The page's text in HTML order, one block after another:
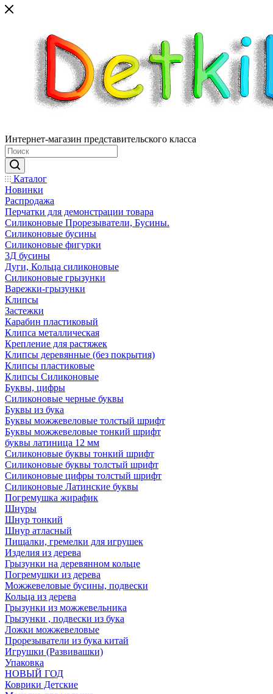
Интернет-магазин представительского класса
Каталог
Новинки
Распродажа
Перчатки для демонстрации товара
Силиконовые Прорезыватели, Бусины.
Силиконовые бусины
Силиконовые фигурки
3Д бусины
Дуги, Кольца силиконовые
Силиконовые грызунки
Варежки-грызунки
Клипсы
Застежки
Карабин пластиковый
Клипса металлическая
Крепление для растяжек
Клипсы деревянные (без покрытия)
Клипсы пластиковые
Клипсы Силиконовые
Буквы, цифры
Силиконовые черные буквы
Буквы из бука
Буквы можжевеловые толстый шрифт
Буквы можжевеловые тонкий шрифт
буквы латиница 12 мм
Силиконовые буквы тонкий шрифт
Силиконовые буквы толстый шрифт
Силиконовые цифры толстый шрифт
Силиконовые Латинские буквы
Погремушка жирафик
Шнуры
Шнур тонкий
Шнур атласный
Пищалки, гремелки для игрушек
Изделия из дерева
Грызунки на деревянном кольце
Погремушки из дерева
Можжевеловые бусины, подвески
Кольца из дерева
Грызунки из можжевельника
Грызунки , подвески из бука
Ложки можжевеловые
Прорезыватели из бука китай
Игрушки (Развивашки)
Упаковка
НОВЫЙ ГОД
Коврики Детские